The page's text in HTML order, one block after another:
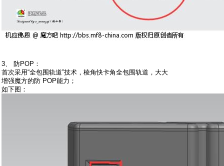
3、 防POP：
首次采用“全包围轨道”技术，棱角快卡角全包围轨道，大大
增强魔方的防 POP能力；
如下图：